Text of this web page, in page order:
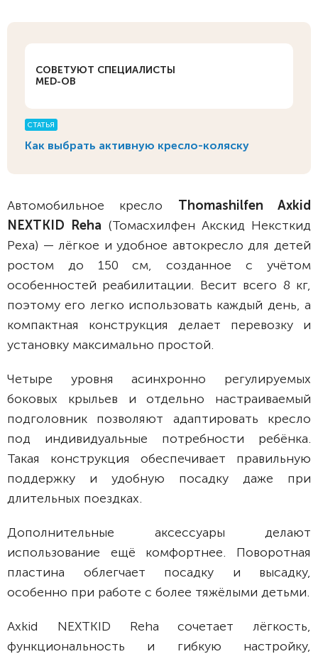
СОВЕТУЮТ СПЕЦИАЛИСТЫ
MED-OB
СТАТЬЯ
Как выбрать активную кресло-коляску
Автомобильное кресло Thomashilfen Axkid
NEXTKID Reha (Томасхилфен Акскид Нексткид
Реха) — лёгкое и удобное автокресло для детей
ростом до 150 см, созданное с учётом
особенностей реабилитации. Весит всего 8 кг,
поэтому его легко использовать каждый день, а
компактная конструкция делает перевозку и
установку максимально простой.
Четыре уровня асинхронно регулируемых
боковых крыльев и отдельно настраиваемый
подголовник позволяют адаптировать кресло
под индивидуальные потребности ребёнка.
Такая конструкция обеспечивает правильную
поддержку и удобную посадку даже при
длительных поездках.
Дополнительные аксессуары делают
использование ещё комфортнее. Поворотная
пластина облегчает посадку и высадку,
особенно при работе с более тяжёлыми детьми.
Axkid NEXTKID Reha сочетает лёгкость,
функциональность и гибкую настройку,